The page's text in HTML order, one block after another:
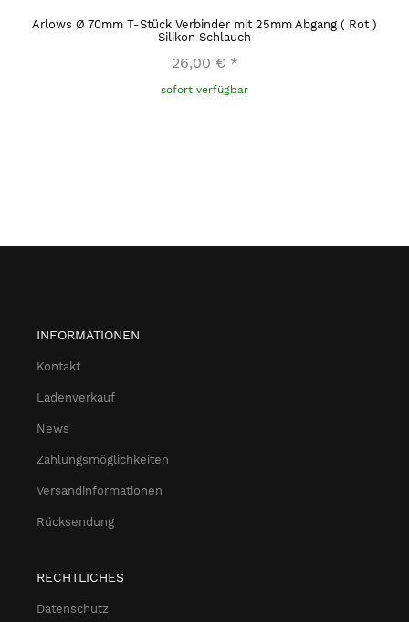
Arlows Ø 70mm T-Stück Verbinder mit 25mm Abgang ( Rot )
Silikon Schlauch
26,00 € *
sofort verfügbar
INFORMATIONEN
Kontakt
Ladenverkauf
News
Zahlungsmöglichkeiten
Versandinformationen
Rücksendung
RECHTLICHES
Datenschutz